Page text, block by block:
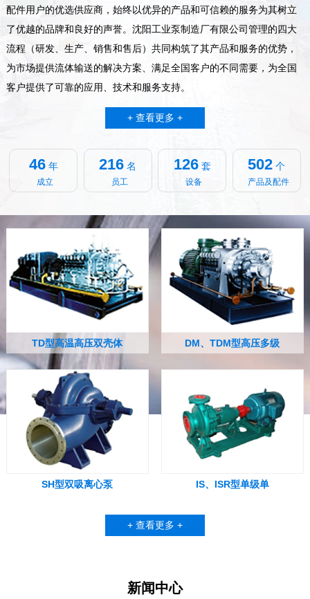
配件用户的优选供应商，始终以优异的产品和可信赖的服务为其树立
了优越的品牌和良好的声誉。沈阳工业泵制造厂有限公司管理的四大
流程（研发、生产、销售和售后）共同构筑了其产品和服务的优势，
为市场提供流体输送的解决方案、满足全国客户的不同需要，为全国
客户提供了可靠的应用、技术和服务支持。
+ 查看更多 +
46年
成立
216 名
员工
126套
设备
502 个
产品及配件
TD型高温高压双壳体 DM、TDM型高压多级
SH型双吸离心泵 IS、ISR型单级单
+ 查看更多 +
新闻中心